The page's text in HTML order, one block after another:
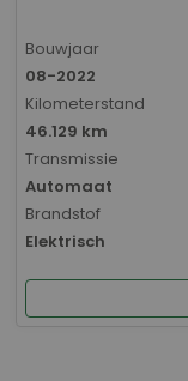
Bouwjaar
08-2022
Kilometerstand
46.129 km
Transmissie
Automaat
Brandstof
Elektrisch